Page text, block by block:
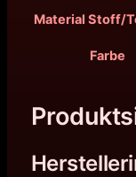
Material Stoff/
Farbe